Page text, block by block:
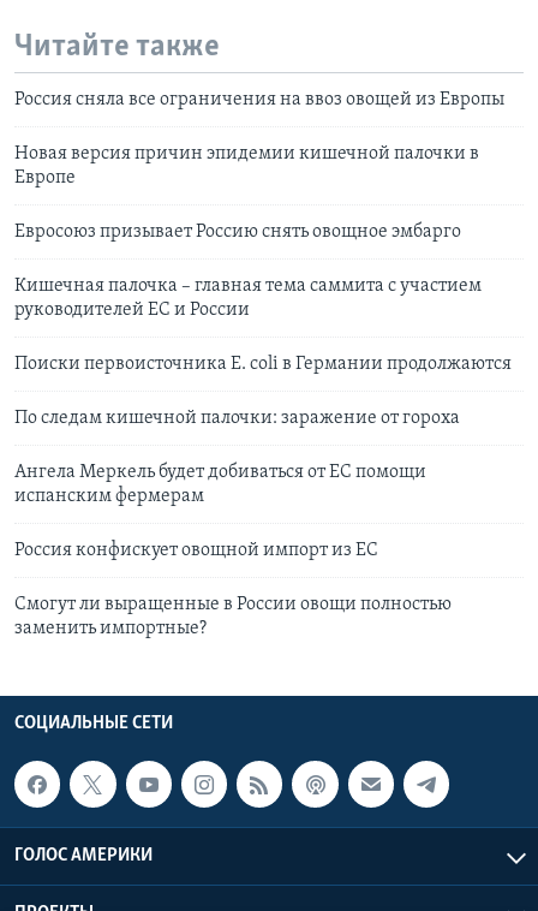
Читайте также
Россия сняла все ограничения на ввоз овощей из Европы
Новая версия причин эпидемии кишечной палочки в
Европе
Евросоюз призывает Россию снять овощное эмбарго
Кишечная палочка – главная тема саммита с участием
руководителей ЕС и России
Поиски первоисточника E. coli в Германии продолжаются
По следам кишечной палочки: заражение от гороха
Ангела Меркель будет добиваться от ЕС помощи
испанским фермерам
Россия конфискует овощной импорт из ЕС
Смогут ли выращенные в России овощи полностью
заменить импортные?
СОЦИАЛЬНЫЕ СЕТИ
ГОЛОС АМЕРИКИ